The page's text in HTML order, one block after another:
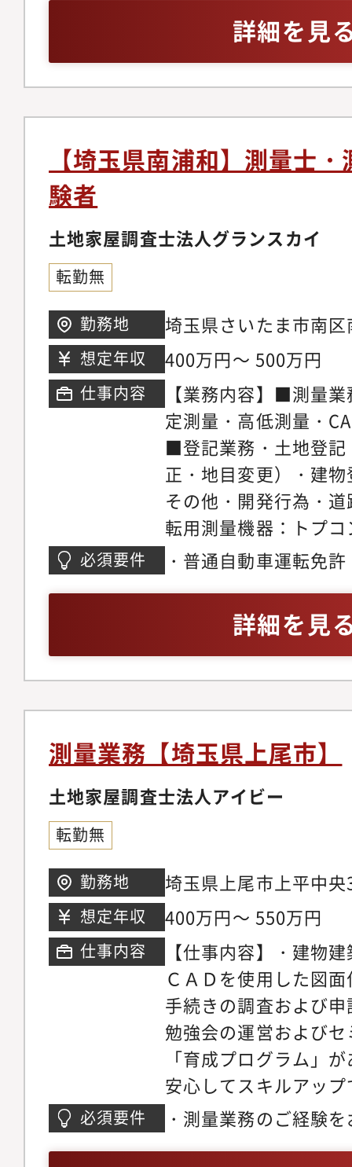
空測量・写真撮影・
（TLS）による点群
業務・土地業務：現
測定、高低測量、敷
建物調査、登記申請
所・登記所での各種
ト】ハウスメーカー
用ツール】測量機器
ドワン、トレンドポ
り、技術力の向上を
お客様の多様なご要
きる環境づくりに取
同士での交流も多く
い職場でございます
あり、ノー残業デー
り、長期的に活躍で
す。また、社員の成
術力の向上や資格取
えております。
詳細を見
【埼玉県南浦和】測量士
験者
土地家屋調査士法人グランスカイ
転勤無
勤務地
埼玉県さいたま市南
号
想定年収 400万円～ 500万円
仕事内容
【業務内容】■測量
定測量・高低測量・
■登記業務・土地登記
正・地目変更）・建
その他・開発行為・
転用測量機器：トプ
必須要件 ・普通自動車運転免
詳細を見
測量業務【埼玉県上尾市】
土地家屋調査士法人アイビー
転勤無
勤務地 埼玉県上尾市上平中
想定年収 400万円～ 550万円
仕事内容
【仕事内容】・建物
ＣＡＤを使用した図
手続きの調査および
勉強会の運営および
「育成プログラム」
安心してスキルアッ
やキャリアアップ制
必須要件
・測量業務のご経験